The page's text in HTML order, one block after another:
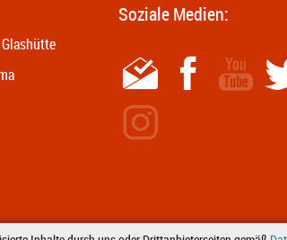
Soziale Medien: